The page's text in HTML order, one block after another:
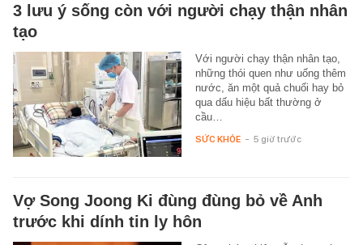
3 lưu ý sống còn với người chạy thận nhân
tạo
Với người chạy thận nhân tạo,
những thói quen như uống thêm
nước, ăn một quả chuối hay bỏ
qua dấu hiệu bất thường ở
cầu…
SỨC KHỎE - 5 giờ trước
Vợ Song Joong Ki đùng đùng bỏ về Anh
trước khi dính tin ly hôn